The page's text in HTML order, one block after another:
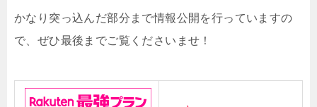
かなり突っ込んだ部分まで情報公開を行っていますの
で、ぜひ最後までご覧くださいませ！